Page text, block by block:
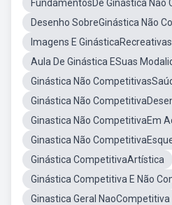
FundamentosDe Ginástica Não
Desenho SobreGinástica Não
Imagens E
Aula De Ginástica ESuas
Ginástica Não
Ginástica Não
Ginastica Não CompetitivaEm
Ginastica Não
Ginástica CompetitivaArtística
Ginástica Competitiva E Não
Ginastica Geral NaoCompetitiva